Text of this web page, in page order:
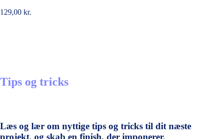
129,00 kr.
Tips og tricks
Læs og lær om nyttige tips og tricks til dit næste
projekt, og skab en finish, der imponerer.